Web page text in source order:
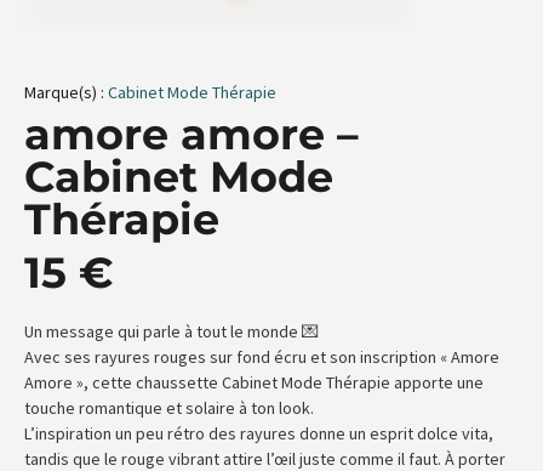
Marque(s) : Cabinet Mode Thérapie
amore amore –
Cabinet Mode
Thérapie
15 €
Un message qui parle à tout le monde 💌
Avec ses rayures rouges sur fond écru et son inscription « Amore
Amore », cette chaussette Cabinet Mode Thérapie apporte une
touche romantique et solaire à ton look.
L’inspiration un peu rétro des rayures donne un esprit dolce vita,
tandis que le rouge vibrant attire l’œil juste comme il faut. À porter